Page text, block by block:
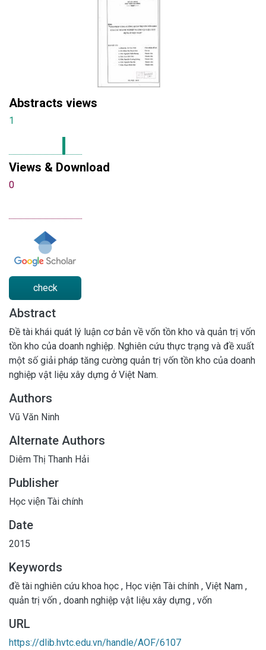
Abstracts views
1
Views & Download
0
check
Abstract
Đề tài khái quát lý luận cơ bản về vốn tồn kho và quản trị vốn
tồn kho của doanh nghiệp. Nghiên cứu thực trạng và đề xuất
một số giải pháp tăng cường quản trị vốn tồn kho của doanh
nghiệp vật liệu xây dựng ở Việt Nam.
Authors
Vũ Văn Ninh
Alternate Authors
Diêm Thị Thanh Hải
Publisher
Học viện Tài chính
Date
2015
Keywords
đề tài nghiên cứu khoa học , Học viện Tài chính , Việt Nam ,
quản trị vốn , doanh nghiệp vật liệu xây dựng , vốn
URL
https://dlib.hvtc.edu.vn/handle/AOF/6107